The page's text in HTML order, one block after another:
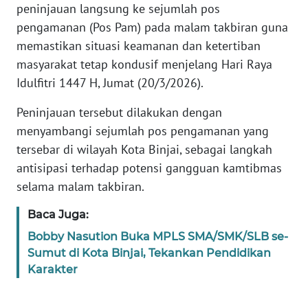
peninjauan langsung ke sejumlah pos
pengamanan (Pos Pam) pada malam takbiran guna
memastikan situasi keamanan dan ketertiban
masyarakat tetap kondusif menjelang Hari Raya
Idulfitri 1447 H, Jumat (20/3/2026).
Peninjauan tersebut dilakukan dengan
menyambangi sejumlah pos pengamanan yang
tersebar di wilayah Kota Binjai, sebagai langkah
antisipasi terhadap potensi gangguan kamtibmas
selama malam takbiran.
Baca Juga:
Bobby Nasution Buka MPLS SMA/SMK/SLB se-
Sumut di Kota Binjai, Tekankan Pendidikan
Karakter
WN
SUMUT
WN
JAKARTA
WN
JABAR
WN
BANTEN
WN
NTT
WN